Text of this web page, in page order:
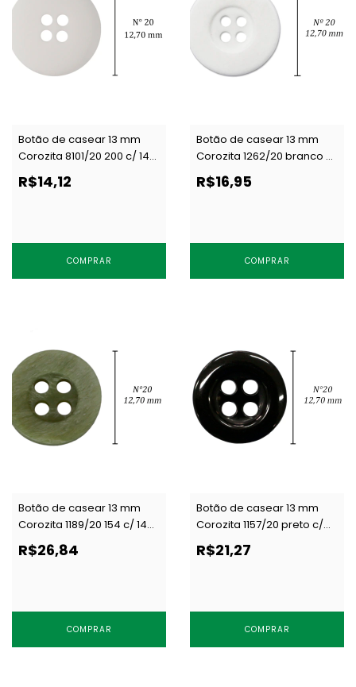
Botão de casear 13 mm
Corozita 8101/20 200 c/ 144
R$14,12
COMPRAR
Botão de casear 13 mm
Corozita 1262/20 branco c/
144 un
R$16,95
COMPRAR
Botão de casear 13 mm
Corozita 1189/20 154 c/ 144
R$26,84
COMPRAR
Botão de casear 13 mm
Corozita 1157/20 preto c/
144 un
R$21,27
COMPRAR